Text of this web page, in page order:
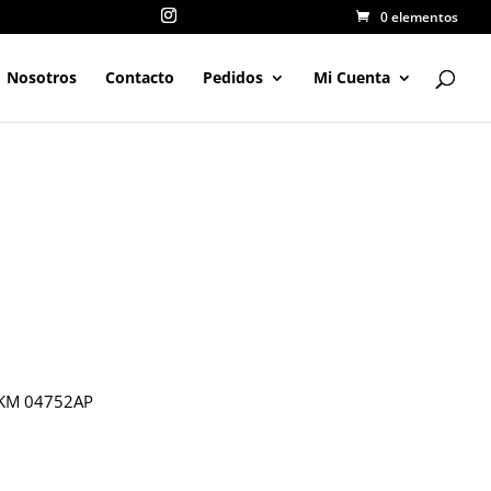
0 elementos
Nosotros Contacto Pedidos Mi Cuenta
04752AP